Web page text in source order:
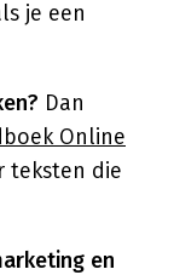
je een
Dan
Online
teksten die
en